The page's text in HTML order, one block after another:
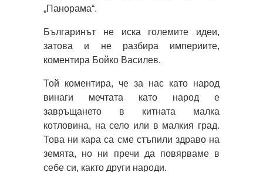
„Панорама“.
Българинът не иска големите идеи,
затова и не разбира империите,
коментира Бойко Василев.
Той коментира, че за нас като народ
винаги мечтата като народ е
завръщането в китната малка
котловина, на село или в малкия град.
Това ни кара са сме стъпили здраво на
земята, но ни пречи да повярваме в
себе си, както други народи.